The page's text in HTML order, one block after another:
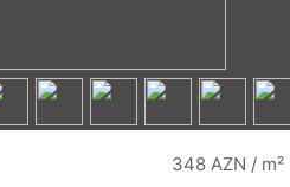
348 AZN / m²